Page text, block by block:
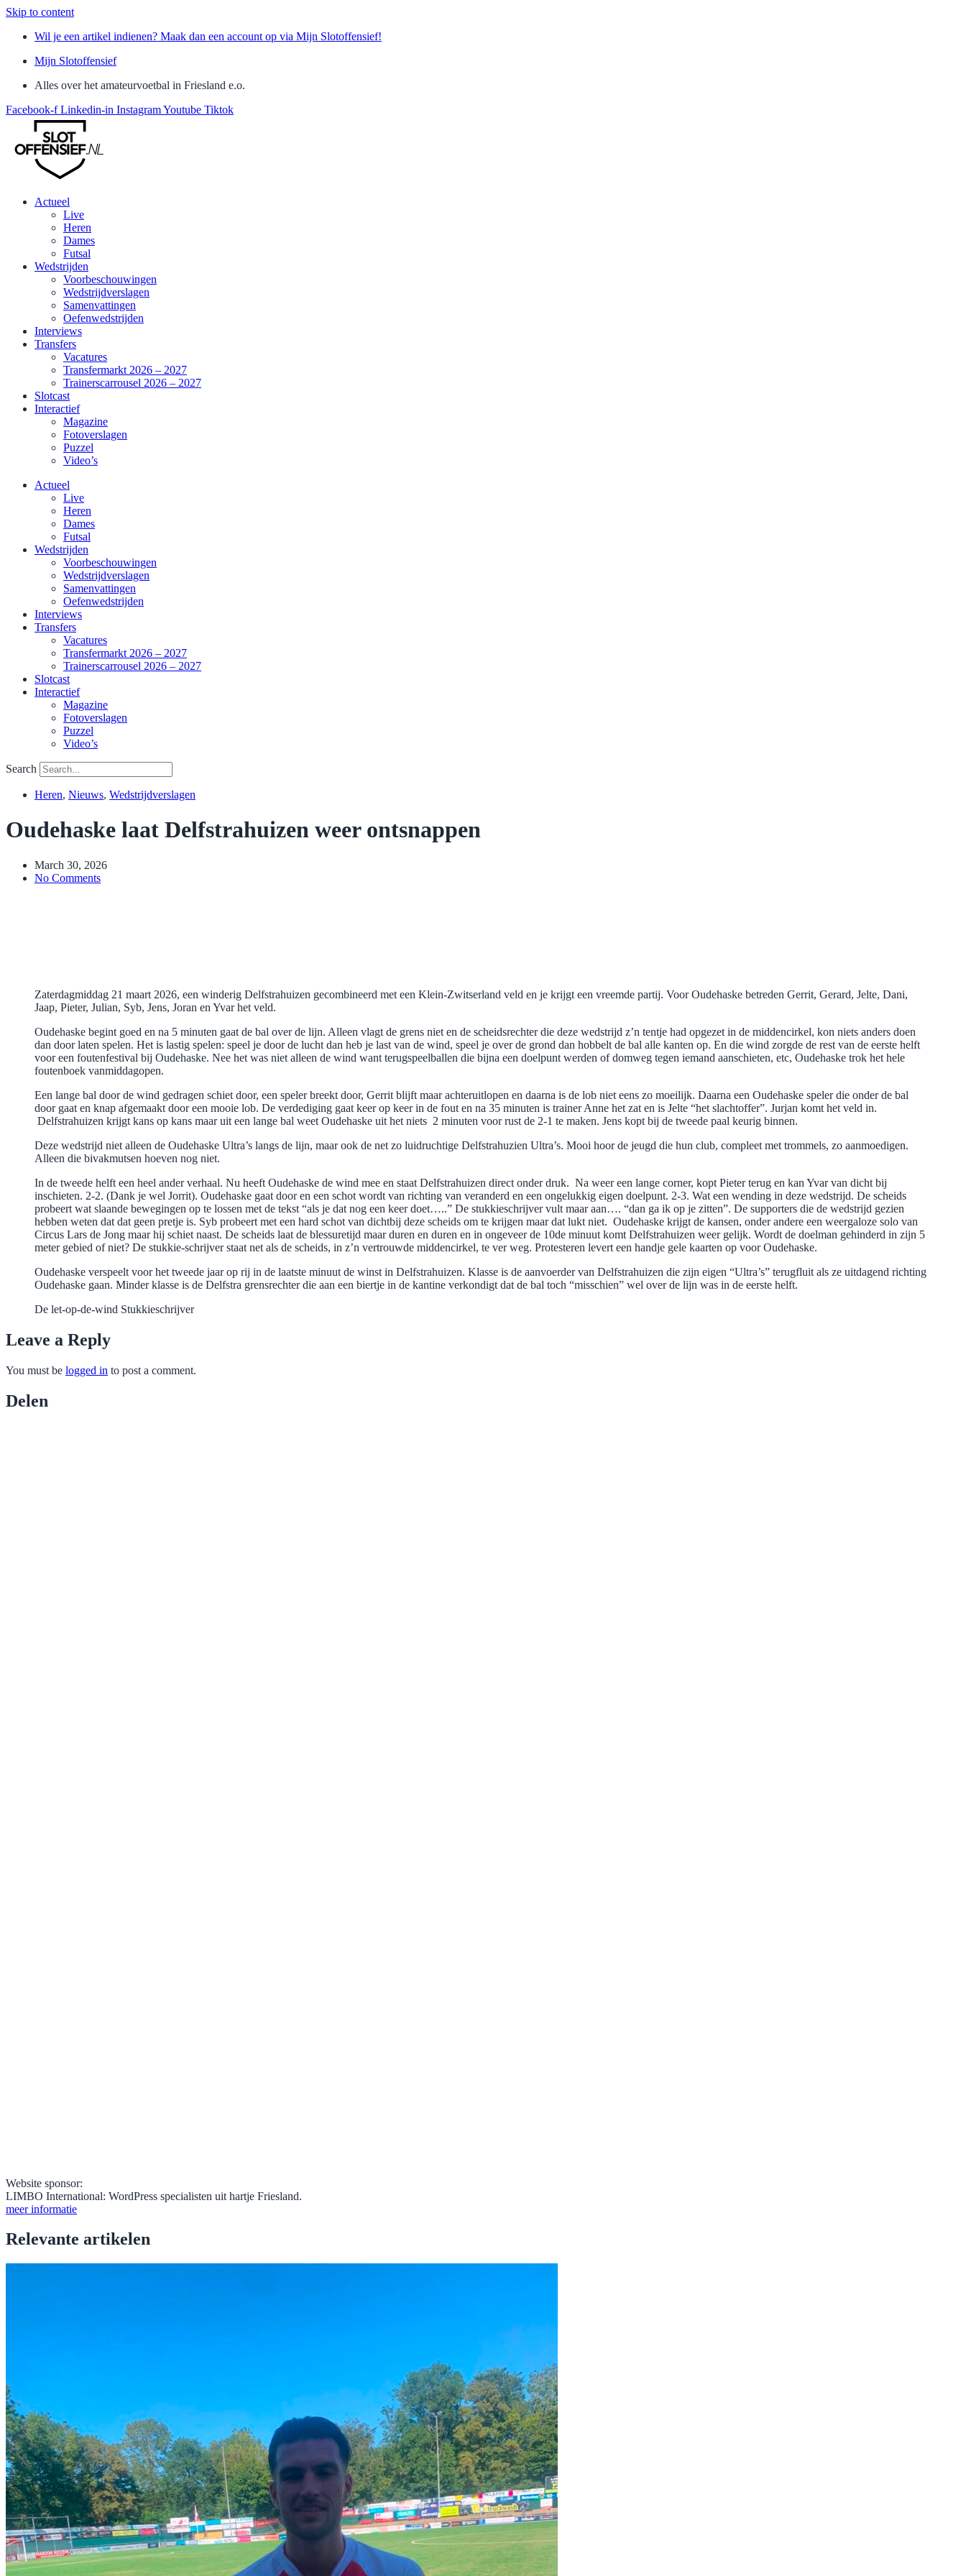
Skip to content
Wil je een artikel indienen? Maak dan een account op via Mijn Slotoffensief!
Mijn Slotoffensief
Alles over het amateurvoetbal in Friesland e.o.
Facebook-f Linkedin-in InstagramYoutube Tiktok
Actueel
Live
Heren
Dames
Futsal
Wedstrijden
Voorbeschouwingen
Wedstrijdverslagen
Samenvattingen
Oefenwedstrijden
Interviews
Transfers
Vacatures
Transfermarkt 2026 – 2027
Trainerscarrousel 2026 – 2027
Slotcast
Interactief
Magazine
Fotoverslagen
Puzzel
Video’s
Actueel
Live
Heren
Dames
Futsal
Wedstrijden
Voorbeschouwingen
Wedstrijdverslagen
Samenvattingen
Oefenwedstrijden
Interviews
Transfers
Vacatures
Transfermarkt 2026 – 2027
Trainerscarrousel 2026 – 2027
Slotcast
Interactief
Magazine
Fotoverslagen
Puzzel
Video’s
Search
Heren, Nieuws, Wedstrijdverslagen
Oudehaske laat Delfstrahuizen weer ontsnappen
March 30, 2026
No Comments
Zaterdagmiddag 21 maart 2026, een winderig Delfstrahuizen gecombineerd met een Klein-Zwitserland veld en je krijgt een vreemde partij. Voor Oudehaske betreden Gerrit, Gerard, Jelte, Dani,
Jaap, Pieter, Julian, Syb, Jens, Joran en Yvar het veld.
Oudehaske begint goed en na 5 minuten gaat de bal over de lijn. Alleen vlagt de grens niet en de scheidsrechter die deze wedstrijd z’n tentje had opgezet in de middencirkel, kon niets anders doen
dan door laten spelen. Het is lastig spelen: speel je door de lucht dan heb je last van de wind, speel je over de grond dan hobbelt de bal alle kanten op. En die wind zorgde de rest van de eerste helft
voor een foutenfestival bij Oudehaske. Nee het was niet alleen de wind want terugspeelballen die bijna een doelpunt werden of domweg tegen iemand aanschieten, etc, Oudehaske trok het hele
foutenboek vanmiddagopen.
Een lange bal door de wind gedragen schiet door, een speler breekt door, Gerrit blijft maar achteruitlopen en daarna is de lob niet eens zo moeilijk. Daarna een Oudehaske speler die onder de bal
door gaat en knap afgemaakt door een mooie lob. De verdediging gaat keer op keer in de fout en na 35 minuten is trainer Anne het zat en is Jelte “het slachtoffer”. Jurjan komt het veld in.
Delfstrahuizen krijgt kans op kans maar uit een lange bal weet Oudehaske uit het niets 2 minuten voor rust de 2-1 te maken. Jens kopt bij de tweede paal keurig binnen.
Deze wedstrijd niet alleen de Oudehaske Ultra’s langs de lijn, maar ook de net zo luidruchtige Delfstrahuzien Ultra’s. Mooi hoor de jeugd die hun club, compleet met trommels, zo aanmoedigen.
Alleen die bivakmutsen hoeven nog niet.
In de tweede helft een heel ander verhaal. Nu heeft Oudehaske de wind mee en staat Delfstrahuizen direct onder druk. Na weer een lange corner, kopt Pieter terug en kan Yvar van dicht bij
inschieten. 2-2. (Dank je wel Jorrit). Oudehaske gaat door en een schot wordt van richting van veranderd en een ongelukkig eigen doelpunt. 2-3. Wat een wending in deze wedstrijd. De scheids
probeert wat slaande bewegingen op te lossen met de tekst “als je dat nog een keer doet…..” De stukkieschrijver vult maar aan…. “dan ga ik op je zitten”. De supporters die de wedstrijd gezien
hebben weten dat dat geen pretje is. Syb probeert met een hard schot van dichtbij deze scheids om te krijgen maar dat lukt niet. Oudehaske krijgt de kansen, onder andere een weergaloze solo van
Circus Lars de Jong maar hij schiet naast. De scheids laat de blessuretijd maar duren en duren en in ongeveer de 10de minuut komt Delfstrahuizen weer gelijk. Wordt de doelman gehinderd in zijn 5
meter gebied of niet? De stukkie-schrijver staat net als de scheids, in z’n vertrouwde middencirkel, te ver weg. Protesteren levert een handje gele kaarten op voor Oudehaske.
Oudehaske verspeelt voor het tweede jaar op rij in de laatste minuut de winst in Delfstrahuizen. Klasse is de aanvoerder van Delfstrahuizen die zijn eigen “Ultra’s” terugfluit als ze uitdagend richting
Oudehaske gaan. Minder klasse is de Delfstra grensrechter die aan een biertje in de kantine verkondigt dat de bal toch “misschien” wel over de lijn was in de eerste helft.
De let-op-de-wind Stukkieschrijver
Leave a Reply
You must be logged in to post a comment.
Delen
Website sponsor:
LIMBO International: WordPress specialisten uit hartje Friesland.
meer informatie
Relevante artikelen